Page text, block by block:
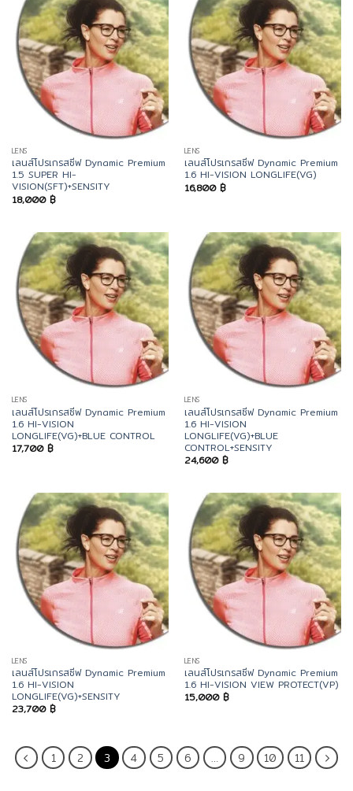
LENS
เลนส์โปรเกรสซีฟ Dynamic Premium
1.5 SUPER HI-
VISION(SFT)+SENSITY
18,000 ฿
LENS
เลนส์โปรเกรสซีฟ Dynamic Premium
1.6 HI-VISION LONGLIFE(VG)
16,800 ฿
LENS
เลนส์โปรเกรสซีฟ Dynamic Premium
1.6 HI-VISION
LONGLIFE(VG)+BLUE CONTROL
17,700 ฿
LENS
เลนส์โปรเกรสซีฟ Dynamic Premium
1.6 HI-VISION
LONGLIFE(VG)+BLUE
CONTROL+SENSITY
24,600 ฿
LENS
เลนส์โปรเกรสซีฟ Dynamic Premium
1.6 HI-VISION
LONGLIFE(VG)+SENSITY
23,700 ฿
LENS
เลนส์โปรเกรสซีฟ Dynamic Premium
1.6 HI-VISION VIEW PROTECT(VP)
15,000 ฿
1 2 3 4 5 6 … 9 10 11